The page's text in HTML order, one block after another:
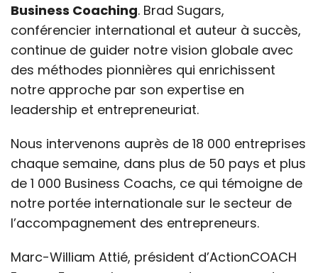
Business Coaching. Brad Sugars,
conférencier international et auteur à succès,
continue de guider notre vision globale avec
des méthodes pionnières qui enrichissent
notre approche par son expertise en
leadership et entrepreneuriat.
Nous intervenons auprès de 18 000 entreprises
chaque semaine, dans plus de 50 pays et plus
de 1 000 Business Coachs, ce qui témoigne de
notre portée internationale sur le secteur de
l’accompagnement des entrepreneurs.
Marc-William Attié, président d’ActionCOACH